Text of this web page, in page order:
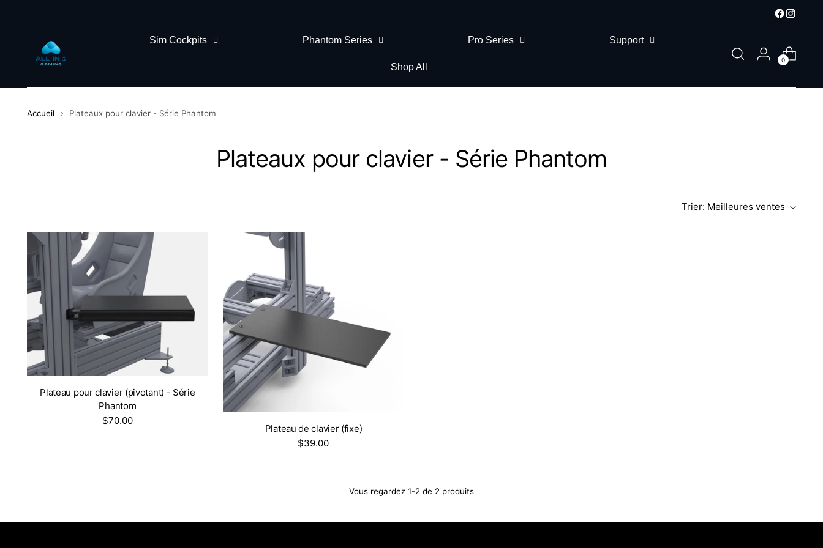
Sim Cockpits Phantom Series Pro Series Support
Shop All
0
Accueil Plateaux pour clavier - Série Phantom
Plateaux pour clavier - Série Phantom
Trier: Meilleures ventes
Plateau pour clavier (pivotant) - Série
Phantom
$70.00
Plateau de clavier (fixe)
$39.00
Vous regardez 1-2 de 2 produits